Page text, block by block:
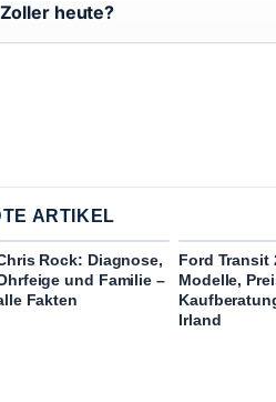
heute?
ARTIKEL
Rock: Diagnose,
und Familie –
Fakten
Ford Transit
Modelle,
Irland